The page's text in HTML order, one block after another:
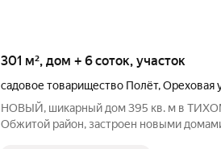
301 м², дом + 6 соток, участок
садовое товарищество Полёт,Ореховая
НОВЫЙ, шикарный дом 395 кв. м в
Обжитой район, застроен новыми